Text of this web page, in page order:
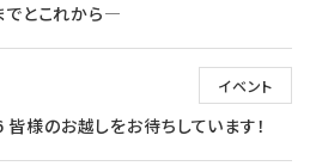
でとこれから―
イベント
皆様のお越しをお待ちしています！